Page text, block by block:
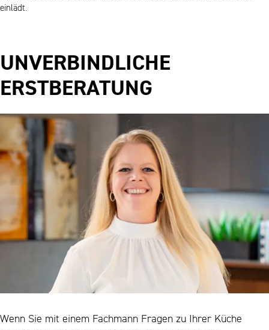
einlädt.
UNVERBINDLICHE
ERSTBERATUNG
Wenn Sie mit einem Fachmann Fragen zu Ihrer Küche